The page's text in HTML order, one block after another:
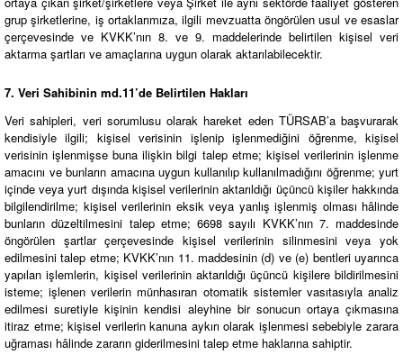
grup şirketlerine, iş ortaklarımıza, ilgili mevzuatta öngörülen usul ve esaslar
çerçevesinde ve KVKK’nın 8. ve 9. maddelerinde belirtilen kişisel veri
aktarma şartları ve amaçlarına uygun olarak aktarılabilecektir.
7. Veri Sahibinin md.11’de Belirtilen Hakları
Veri sahipleri, veri sorumlusu olarak hareket eden TÜRSAB’a başvurarak
kendisiyle ilgili; kişisel verisinin işlenip işlenmediğini öğrenme, kişisel
verisinin işlenmişse buna ilişkin bilgi talep etme; kişisel verilerinin işlenme
amacını ve bunların amacına uygun kullanılıp kullanılmadığını öğrenme; yurt
içinde veya yurt dışında kişisel verilerinin aktarıldığı üçüncü kişiler hakkında
bilgilendirilme; kişisel verilerinin eksik veya yanlış işlenmiş olması hâlinde
bunların düzeltilmesini talep etme; 6698 sayılı KVKK’nın 7. maddesinde
öngörülen şartlar çerçevesinde kişisel verilerinin silinmesini veya yok
edilmesini talep etme; KVKK’nın 11. maddesinin (d) ve (e) bentleri uyarınca
yapılan işlemlerin, kişisel verilerinin aktarıldığı üçüncü kişilere bildirilmesini
isteme; işlenen verilerin münhasıran otomatik sistemler vasıtasıyla analiz
edilmesi suretiyle kişinin kendisi aleyhine bir sonucun ortaya çıkmasına
itiraz etme; kişisel verilerin kanuna aykırı olarak işlenmesi sebebiyle zarara
uğraması hâlinde zararın giderilmesini talep etme haklarına sahiptir.